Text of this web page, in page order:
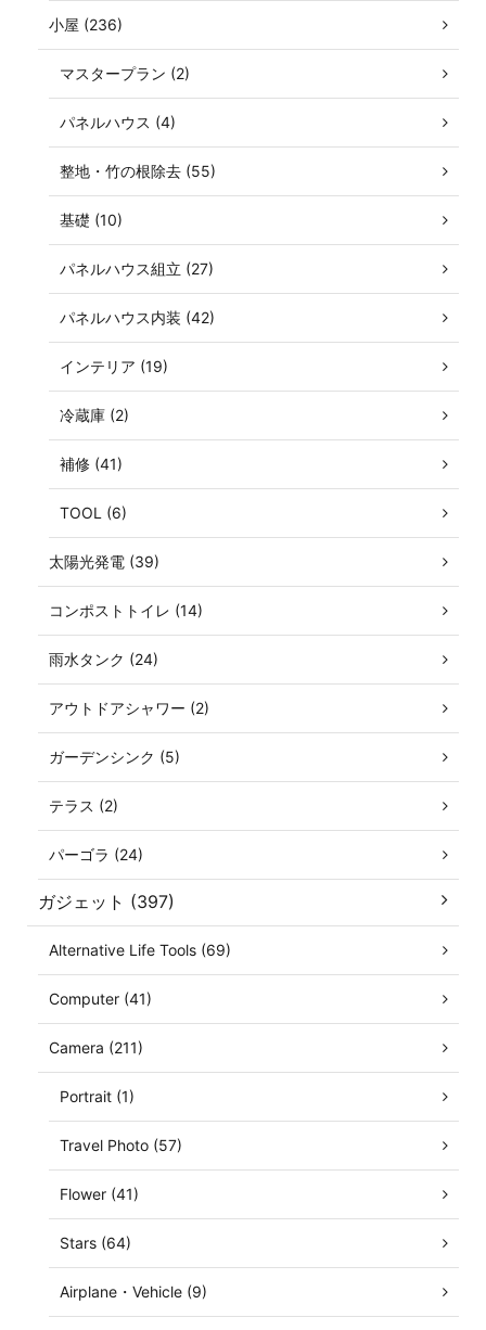
小屋 (236)
マスタープラン (2)
パネルハウス (4)
整地・竹の根除去 (55)
基礎 (10)
パネルハウス組立 (27)
パネルハウス内装 (42)
インテリア (19)
冷蔵庫 (2)
補修 (41)
TOOL (6)
太陽光発電 (39)
コンポストトイレ (14)
雨水タンク (24)
アウトドアシャワー (2)
ガーデンシンク (5)
テラス (2)
パーゴラ (24)
ガジェット (397)
Alternative Life Tools (69)
Computer (41)
Camera (211)
Portrait (1)
Travel Photo (57)
Flower (41)
Stars (64)
Airplane・Vehicle (9)